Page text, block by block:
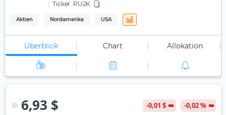
Ticker: RU2K
Aktien Nordamerika USA
Überblick Chart Allokation
6,93 $ -0,01 $
-0,02 %